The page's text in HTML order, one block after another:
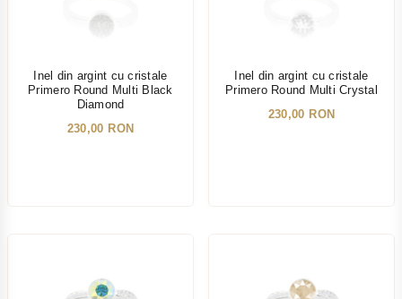
Inel din argint cu cristale
Primero Round Multi Black
Diamond
230,00 RON
Inel din argint cu cristale
Primero Round Multi Crystal
230,00 RON